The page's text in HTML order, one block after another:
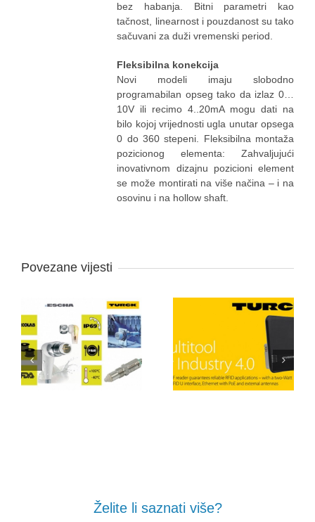
bez habanja. Bitni parametri kao
tačnost, linearnost i pouzdanost su tako
sačuvani za duži vremenski period.
Fleksibilna konekcija
Novi modeli imaju slobodno
programabilan opseg tako da izlaz 0…
10V ili recimo 4..20mA mogu dati na
bilo kojoj vrijednosti ugla unutar opsega
0 do 360 stepeni. Fleksibilna montaža
pozicionog elementa: Zahvaljujući
inovativnom dizajnu pozicioni element
se može montirati na više načina – i na
osovinu i na hollow shaft.
Povezane vijesti
Želite li saznati više?